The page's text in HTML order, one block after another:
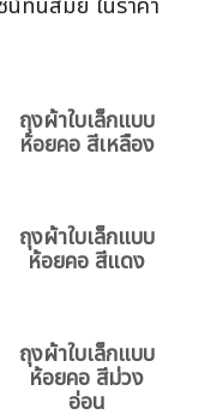
ถุงผ้าใบเล็กแบบ
ห้อยคอ สีเหลือง
ถุงผ้าใบเล็กแบบ
ห้อยคอ สีแดง
ถุงผ้าใบเล็กแบบ
ห้อยคอ สีม่วง
อ่อน